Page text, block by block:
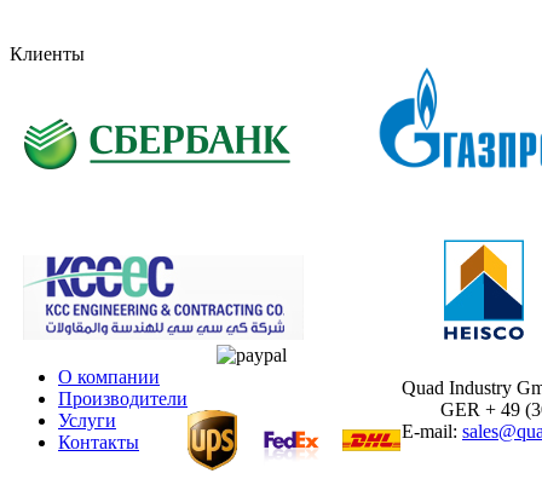
Клиенты
О компании
Производители
Услуги
Контакты
Quad Industry
GER + 49
E-mail: